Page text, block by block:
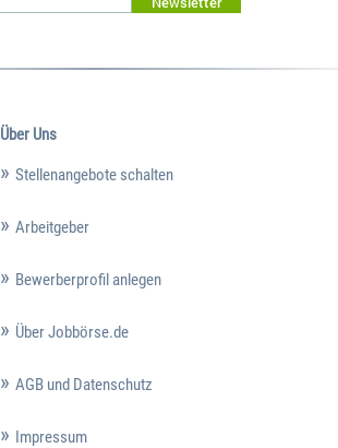
Über Uns
Stellenangebote schalten
Arbeitgeber
Bewerberprofil anlegen
Über Jobbörse.de
AGB und Datenschutz
Impressum